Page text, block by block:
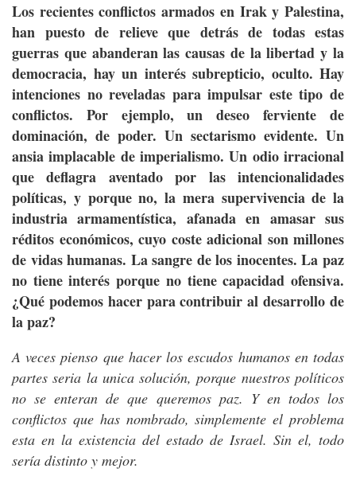
Los recientes conflictos armados en Irak y Palestina,
han puesto de relieve que detrás de todas estas
guerras que abanderan las causas de la libertad y la
democracia, hay un interés subrepticio, oculto. Hay
intenciones no reveladas para impulsar este tipo de
conflictos. Por ejemplo, un deseo ferviente de
dominación, de poder. Un sectarismo evidente. Un
ansia implacable de imperialismo. Un odio irracional
que deflagra aventado por las intencionalidades
políticas, y porque no, la mera supervivencia de la
industria armamentística, afanada en amasar sus
réditos económicos, cuyo coste adicional son millones
de vidas humanas. La sangre de los inocentes. La paz
no tiene interés porque no tiene capacidad ofensiva.
¿Qué podemos hacer para contribuir al desarrollo de
la paz?
A veces pienso que hacer los escudos humanos en todas
partes seria la unica solución, porque nuestros políticos
no se enteran de que queremos paz. Y en todos los
conflictos que has nombrado, simplemente el problema
esta en la existencia del estado de Israel. Sin el, todo
sería distinto y mejor.